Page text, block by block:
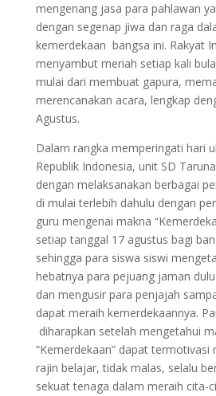
mengenang jasa para pahlawan
dengan segenap jiwa dan raga
kemerdekaan bangsa ini. Rakyat
menyambut meriah setiap kali
mulai dari membuat gapura,
merencanakan acara, lengkap
Agustus.
Dalam rangka memperingati hari
Republik Indonesia, unit SD
dengan melaksanakan berbagai
di mulai terlebih dahulu dengan
guru mengenai makna
setiap tanggal 17 agustus bagi
sehingga para siswa siswi
hebatnya para pejuang jaman
dan mengusir para penjajah
dapat meraih kemerdekaannya.
diharapkan setelah mengetahui
“Kemerdekaan” dapat termotivasi
rajin belajar, tidak malas, selalu
sekuat tenaga dalam meraih cita-